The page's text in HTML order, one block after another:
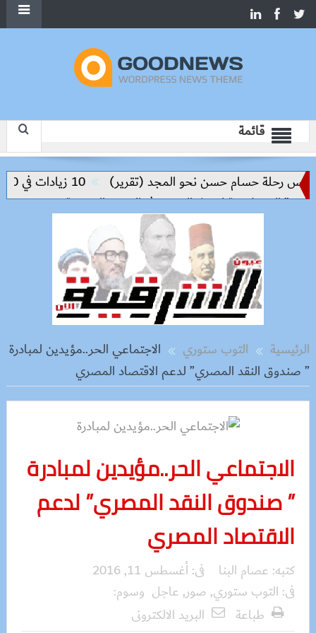
قائمة
رحلة حسام حسن نحو المجد (تقرير) 10 زيادات في 10 سنوات.. هل حان الوقت لرفع دعم البنزين نهائيا؟
الرئيسية التوب ستوري
الاجتماعي الحر..مؤيدين لمبادرة
” صندوق النقد المصري” لدعم الاقتصاد المصري
الاجتماعي الحر..مؤيدين لمبادرة
” صندوق النقد المصري” لدعم
الاقتصاد المصري
كتبه: عصام البنا فى:أغسطس 11, 2016
فى: التوب ستوري, صور, عاجل وسوم:
طباعة
البريد الالكترونى